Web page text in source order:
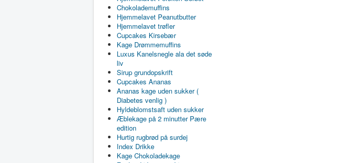
Chokolademuffins
Hjemmelavet Peanutbutter
Hjemmelavet trøfler
Cupcakes Kirsebær
Kage Drømmemuffins
Luxus Kanelsnegle ala det søde
liv
Sirup grundopskrift
Cupcakes Ananas
Ananas kage uden sukker (
Diabetes venlig )
Hyldeblomstsaft uden sukker
Æblekage på 2 minutter Pære
edition
Hurtig rugbrød på surdej
Index Drikke
Kage Chokoladekage